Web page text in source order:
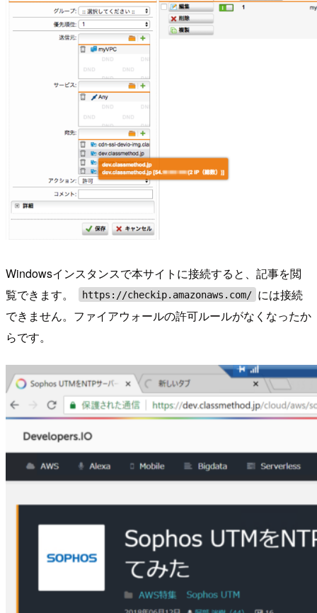
Windowsインスタンスで本サイトに接続すると、記事を閲
覧できます。
https://checkip.amazonaws.com/ には接続
できません。ファイアウォールの許可ルールがなくなったか
らです。